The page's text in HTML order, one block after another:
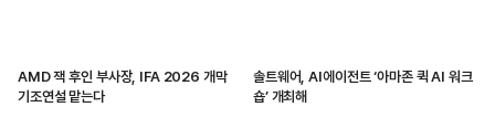
AMD 잭 후인 부사장, IFA 2026 개막
기조연설 맡는다
솔트웨어, AI에이전트 ‘아마존 퀵 AI 워크
숍’ 개최해